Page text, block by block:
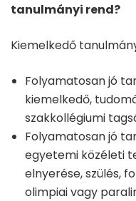
tanulmányi rend?
Kiemelkedő
Folyamatosan jó
kiemelkedő,
szakkollégiumi
Folyamatosan jó
egyetemi közéleti
elnyerése, szülés,
olimpiai vagy